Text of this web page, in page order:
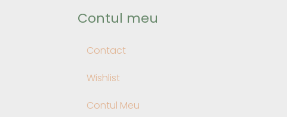
Contul meu
Contact
Wishlist
Contul Meu